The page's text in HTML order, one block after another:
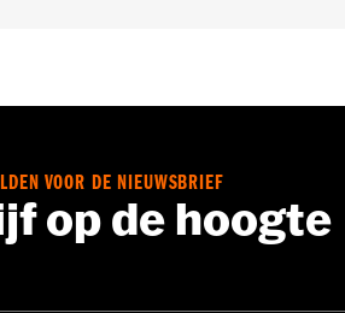
d.com/warrantyvoor meer info
VOOR DE NIEUWSBRIEF
op de hoogte